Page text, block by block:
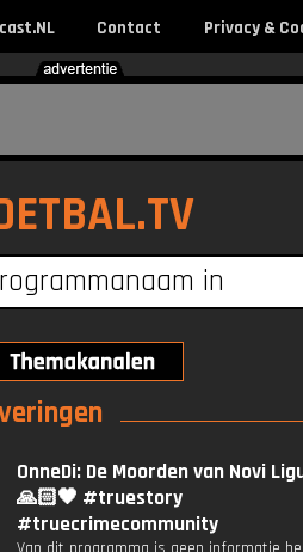
Contact Privacy &
OnneDi: De Moorden van Novi
🙏🏻🖤 #truestory
#truecrimecommunity